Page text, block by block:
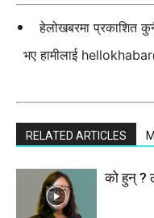
हेलोखबरमा प्रकाशित
भए हामीलाई
RELATED ARTICLES
को हुन् ?